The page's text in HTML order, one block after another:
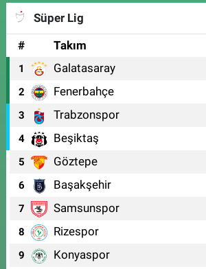
Süper Lig
#
Takım
1 Galatasaray
2 Fenerbahçe
3 Trabzonspor
4 Beşiktaş
5 Göztepe
6 Başakşehir
7 Samsunspor
8 Rizespor
9 Konyaspor